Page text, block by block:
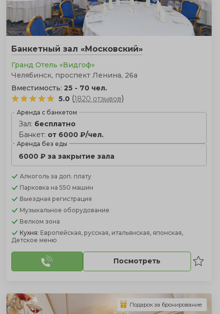
Банкетный зал «Московский»
Гранд Отель «Видгоф»
Челябинск, проспект Ленина, 26а
Вместимость: 25 - 70 чел.
5.0 (1820 отзывов)
Аренда с банкетом
Зал: бесплатно
Банкет: от 6000 ₽/чел.
Аренда без еды
6000 ₽ за закрытие зала
Алкоголь за доп. плату
Парковка на 550 машин
Выездная регистрация
Музыкальное оборудование
Велком зона
Кухня: Европейская, русская, итальянская, японская,
Детское меню
Посмотреть
Подарок за бронирование